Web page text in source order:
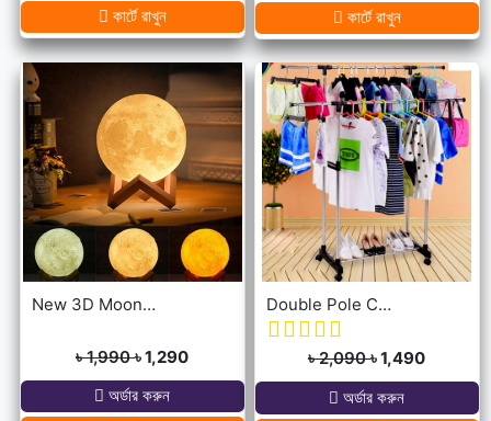
কার্টে রাখুন
কার্টে রাখুন
New 3D Moon Lamp 16 Colors Remote & Touching system
৳ 1,990৳ 1,290
অর্ডার করুন
Double Pole Cloth Rack - Stainless Steel
৳ 2,090৳ 1,490
অর্ডার করুন